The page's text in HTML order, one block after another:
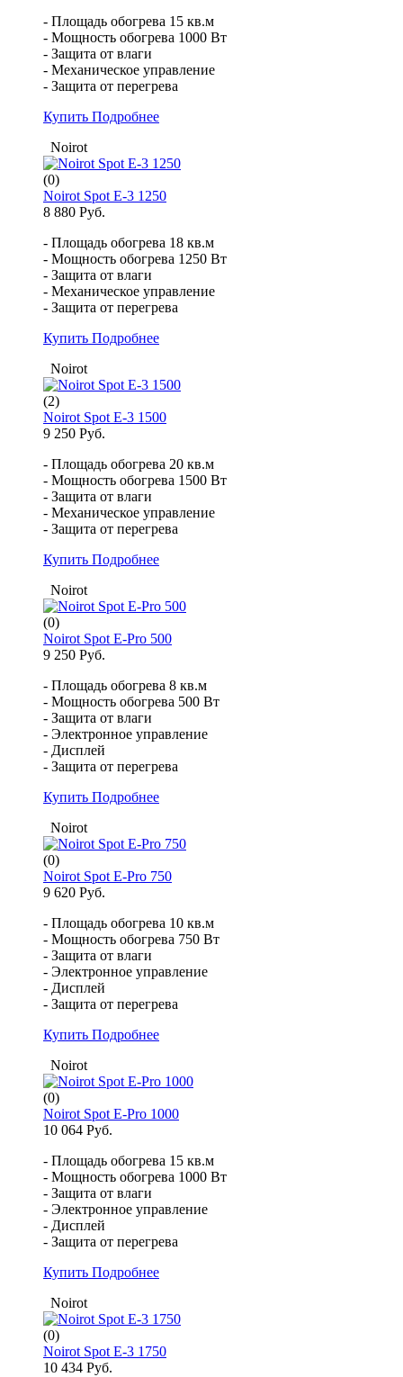
- Площадь обогрева 15 кв.м
- Мощность обогрева 1000 Вт
- Защита от влаги
- Механическое управление
- Защита от перегрева
Купить Подробнее
Noirot
(0)
Noirot Spot E-3 1250
8 880 Руб.
- Площадь обогрева 18 кв.м
- Мощность обогрева 1250 Вт
- Защита от влаги
- Механическое управление
- Защита от перегрева
Купить Подробнее
Noirot
(2)
Noirot Spot E-3 1500
9 250 Руб.
- Площадь обогрева 20 кв.м
- Мощность обогрева 1500 Вт
- Защита от влаги
- Механическое управление
- Защита от перегрева
Купить Подробнее
Noirot
(0)
Noirot Spot E-Pro 500
9 250 Руб.
- Площадь обогрева 8 кв.м
- Мощность обогрева 500 Вт
- Защита от влаги
- Электронное управление
- Дисплей
- Защита от перегрева
Купить Подробнее
Noirot
(0)
Noirot Spot E-Pro 750
9 620 Руб.
- Площадь обогрева 10 кв.м
- Мощность обогрева 750 Вт
- Защита от влаги
- Электронное управление
- Дисплей
- Защита от перегрева
Купить Подробнее
Noirot
(0)
Noirot Spot E-Pro 1000
10 064 Руб.
- Площадь обогрева 15 кв.м
- Мощность обогрева 1000 Вт
- Защита от влаги
- Электронное управление
- Дисплей
- Защита от перегрева
Купить Подробнее
Noirot
(0)
Noirot Spot E-3 1750
10 434 Руб.